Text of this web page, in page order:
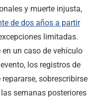
y muerte injusta,
de dos años a partir
limitadas.
un caso de vehículo
los registros de
sobrescribirse
semanas posteriores